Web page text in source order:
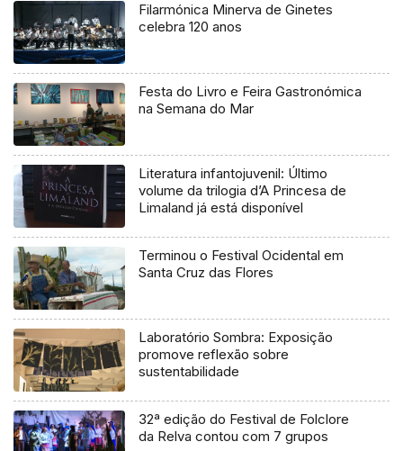
Filarmónica Minerva de Ginetes
celebra 120 anos
Festa do Livro e Feira Gastronómica
na Semana do Mar
Literatura infantojuvenil: Último
volume da trilogia d’A Princesa de
Limaland já está disponível
Terminou o Festival Ocidental em
Santa Cruz das Flores
Laboratório Sombra: Exposição
promove reflexão sobre
sustentabilidade
32ª edição do Festival de Folclore
da Relva contou com 7 grupos